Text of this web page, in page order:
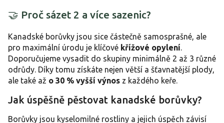
🤝 Proč sázet 2 a více sazenic?
Kanadské borůvky jsou sice částečně samosprašné, ale
pro maximální úrodu je klíčové křížové opylení.
Doporučujeme vysadit do skupiny minimálně 2 až 3 různé
odrůdy. Díky tomu získáte nejen větší a šťavnatější plody,
ale také až o 30 % vyšší výnos z každého keře.
Jak úspěšně pěstovat kanadské borůvky?
Borůvky jsou kyselomilné rostliny a jejich úspěch závisí